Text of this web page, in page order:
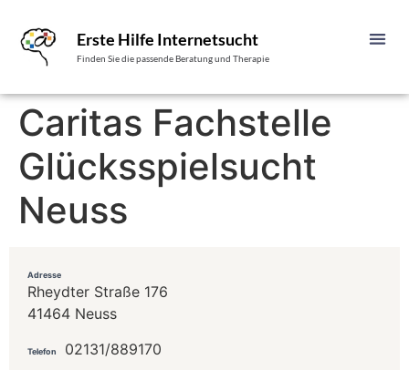
Erste Hilfe Internetsucht
Finden Sie die passende Beratung und Therapie
Caritas Fachstelle
Glücksspielsucht
Neuss
Adresse
Rheydter Straße 176
41464 Neuss
Telefon 02131/889170